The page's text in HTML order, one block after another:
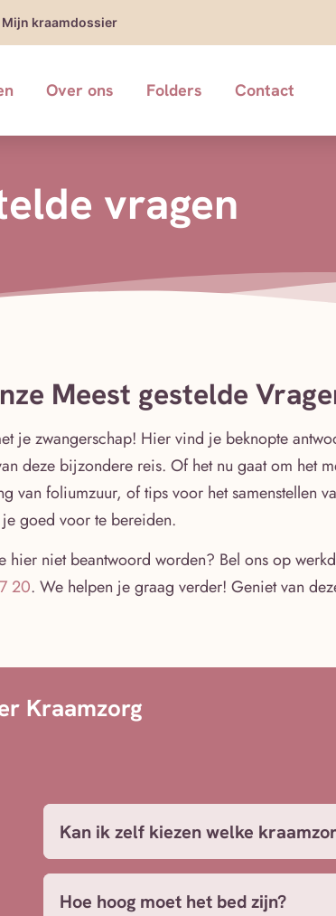
Mijn kraamdossier
Over ons Folders Contact
vragen
Meest gestelde
je zwangerschap! Hier vind je beknopte
deze bijzondere reis. Of het nu gaat om het
van foliumzuur, of tips voor het samenstellen
goed voor te bereiden.
hier niet beantwoord worden? Bel ons op
20. We helpen je graag verder! Geniet van
Kraamzorg
Kan ik zelf kiezen welke
Hoe hoog moet het bed zijn?